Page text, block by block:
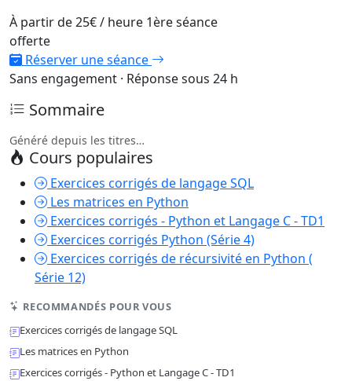
À partir de25€/ heure 1ère séance
offerte
Réserver une séance
Sans engagement · Réponse sous 24 h
Sommaire
Généré depuis les titres…
Cours populaires
Exercices corrigés de langage SQL
Les matrices en Python
Exercices corrigés - Python et Langage C - TD1
Exercices corrigés Python (Série 4)
Exercices corrigés de récursivité en Python (
Série 12)
RECOMMANDÉS POUR VOUS
Exercices corrigés de langage SQL
Les matrices en Python
Exercices corrigés - Python et Langage C - TD1